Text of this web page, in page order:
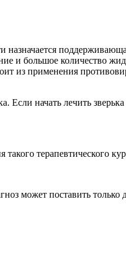
назначается
и большое количество
из применения
Если начать лечить
терапевтического
может поставить